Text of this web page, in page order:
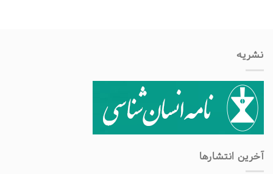
نشریه
آخرین انتشار‌ها